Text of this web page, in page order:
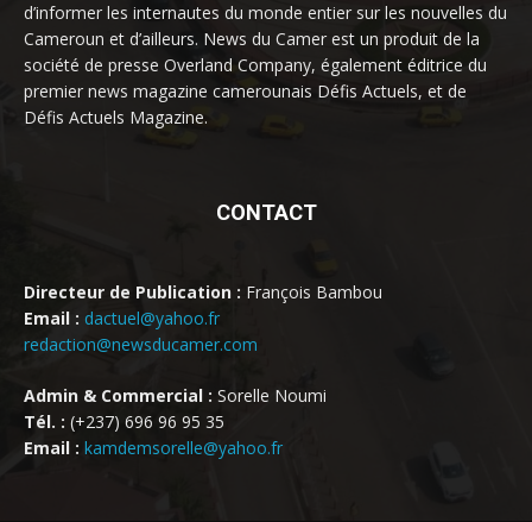
d’informer les internautes du monde entier sur les nouvelles du
Cameroun et d’ailleurs. News du Camer est un produit de la
société de presse Overland Company, également éditrice du
premier news magazine camerounais Défis Actuels, et de
Défis Actuels Magazine.
CONTACT
Directeur de Publication : François Bambou
Email : dactuel@yahoo.fr
redaction@newsducamer.com
Admin & Commercial : Sorelle Noumi
Tél. : (+237) 696 96 95 35
Email : kamdemsorelle@yahoo.fr